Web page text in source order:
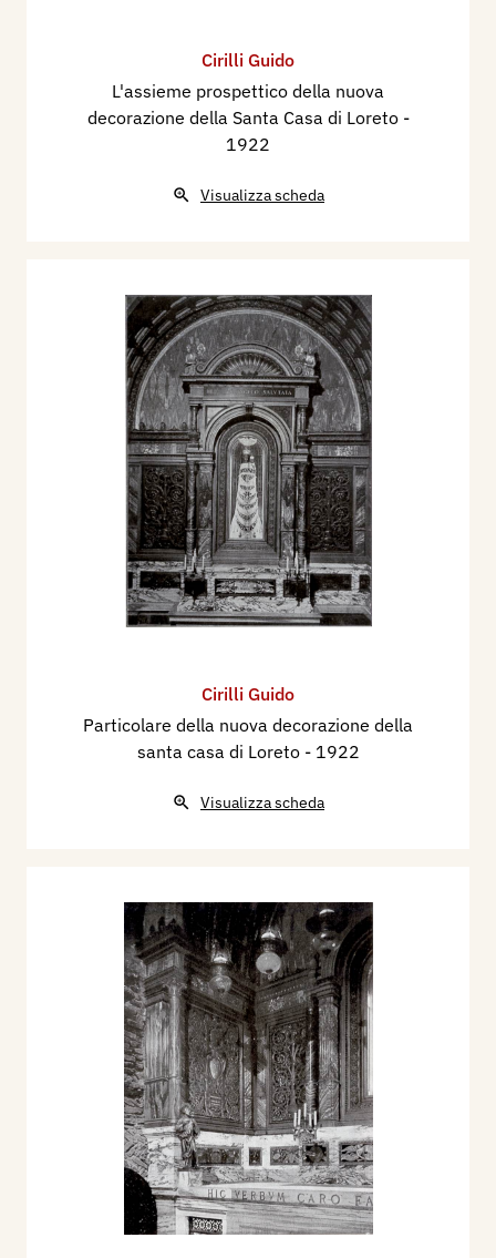
Cirilli Guido
L'assieme prospettico della nuova
decorazione della Santa Casa di Loreto -
1922
Visualizza scheda
Cirilli Guido
Particolare della nuova decorazione della
santa casa di Loreto - 1922
Visualizza scheda